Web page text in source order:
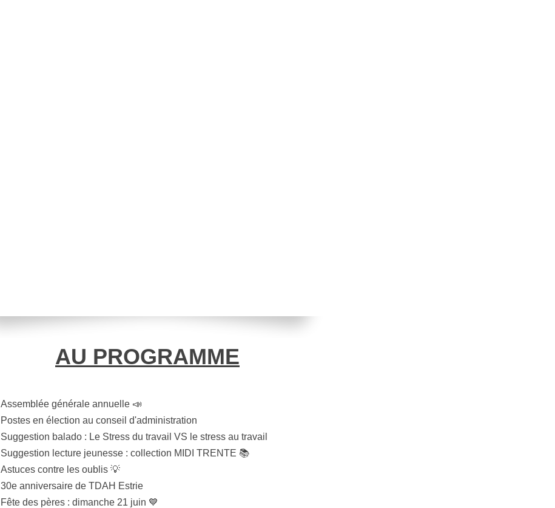
AU PROGRAMME
Assemblée générale annuelle 📣
Postes en élection au conseil d'administration
Suggestion balado : Le Stress du travail VS le stress au travail
Suggestion lecture jeunesse : collection MIDI TRENTE 📚
Astuces contre les oublis 💡
30e anniversaire de TDAH Estrie
Fête des pères : dimanche 21 juin 💙